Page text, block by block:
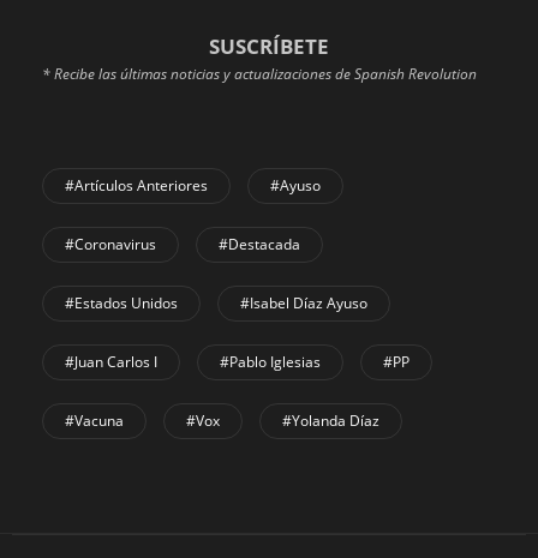
SUSCRÍBETE
* Recibe las últimas noticias y actualizaciones de Spanish Revolution
#Artículos Anteriores #Ayuso
#coronavirus #Destacada
#Estados Unidos #Isabel Díaz Ayuso
#Juan Carlos I #Pablo Iglesias #PP
#Vacuna #Vox #Yolanda Díaz